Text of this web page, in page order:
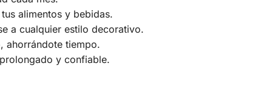
alimentos y bebidas.
a cualquier estilo decorativo.
ahorrándote tiempo.
y confiable.